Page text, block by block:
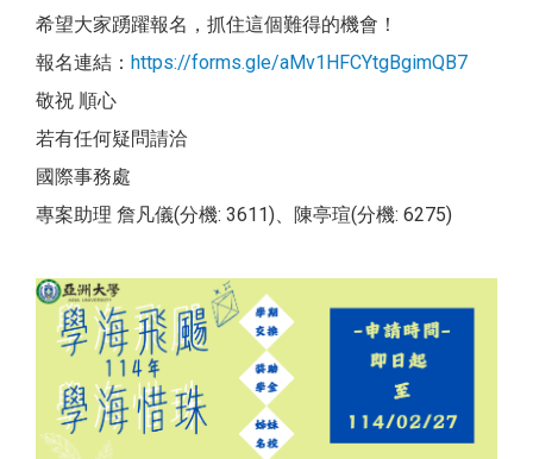
希望大家踴躍報名，抓住這個難得的機會！
報名連結： https://forms.gle/aMv1HFCYtgBgimQB7
敬祝 順心
若有任何疑問請洽
國際事務處
專案助理 詹凡儀(分機: 3611)、陳亭瑄(分機: 6275)